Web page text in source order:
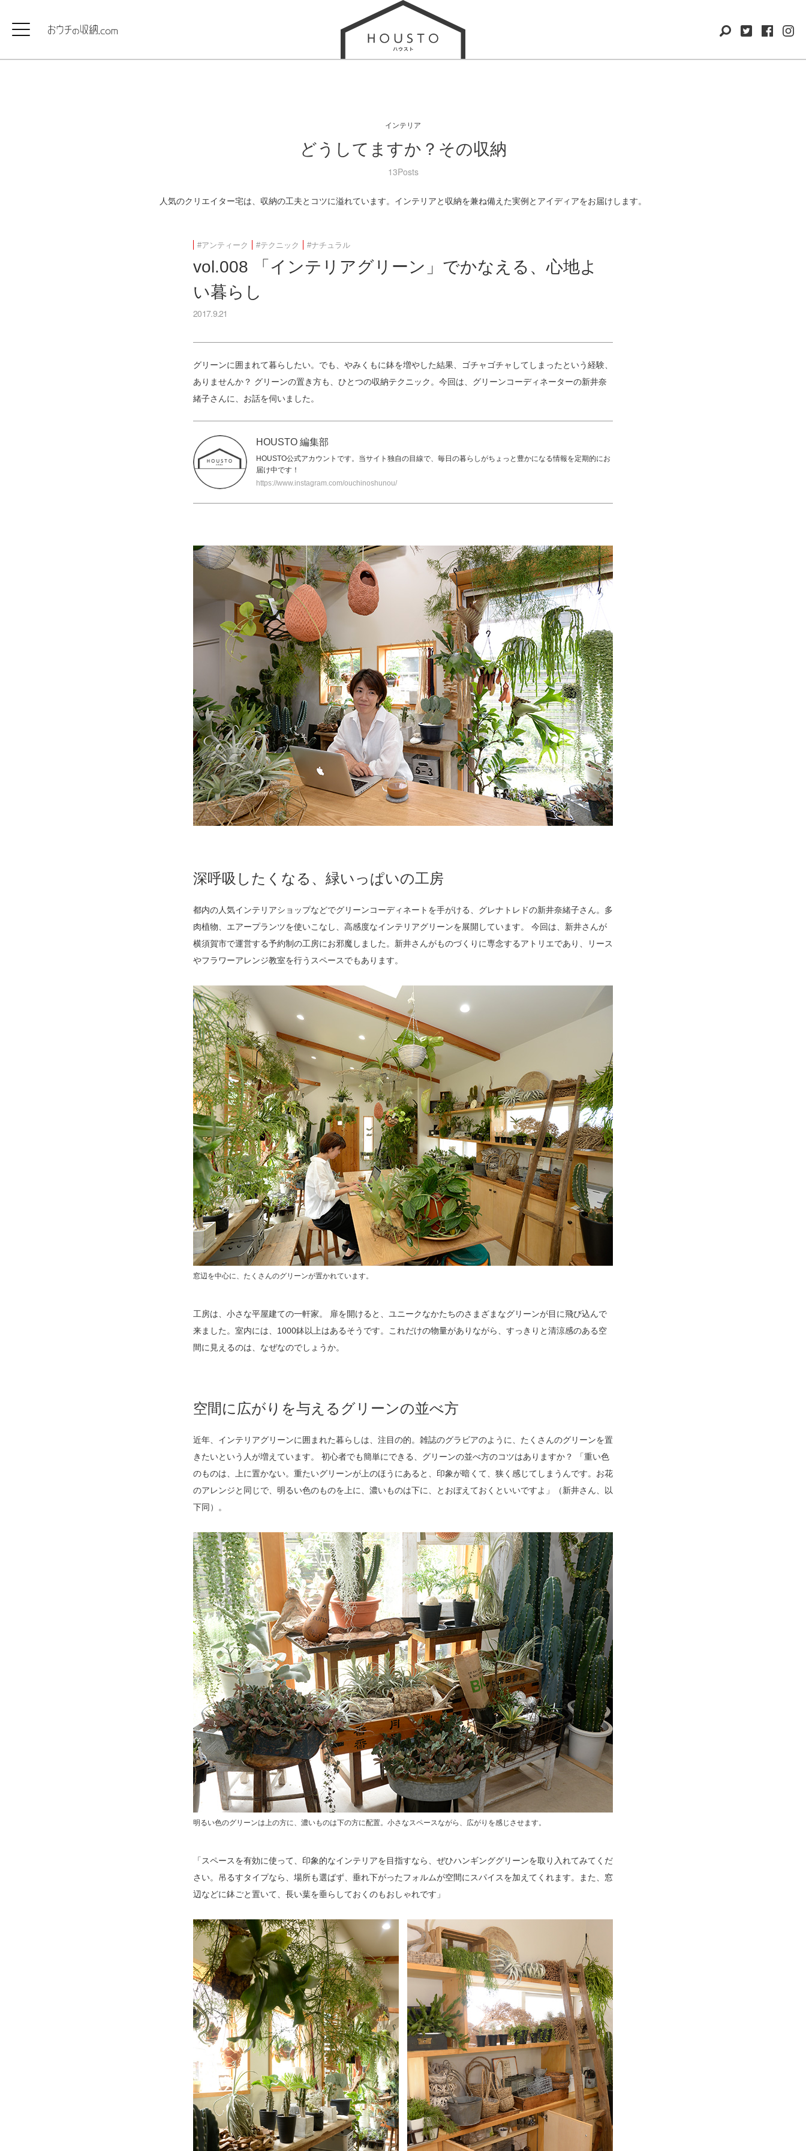
インテリア
どうしてますか？その収納
13Posts
人気のクリエイター宅は、収納の工夫とコツに溢れています。インテリアと収納を兼ね備えた実例とアイディアをお届けします。
#アンティーク #テクニック #ナチュラル
vol.008 「インテリアグリーン」でかなえる、心地よ
い暮らし
2017.9.21
グリーンに囲まれて暮らしたい。でも、やみくもに鉢を増やした結果、ゴチャゴチャしてしまったという経験、
ありませんか？ グリーンの置き方も、ひとつの収納テクニック。今回は、グリーンコーディネーターの新井奈
緒子さんに、お話を伺いました。
HOUSTO 編集部
HOUSTO公式アカウントです。当サイト独自の目線で、毎日の暮らしがちょっと豊かになる情報を定期的にお
届け中です！
https://www.instagram.com/ouchinoshunou/
深呼吸したくなる、緑いっぱいの工房
都内の人気インテリアショップなどでグリーンコーディネートを手がける、グレナトレドの新井奈緒子さん。多
肉植物、エアープランツを使いこなし、高感度なインテリアグリーンを展開しています。 今回は、新井さんが
横須賀市で運営する予約制の工房にお邪魔しました。新井さんがものづくりに専念するアトリエであり、リース
やフラワーアレンジ教室を行うスペースでもあります。
窓辺を中心に、たくさんのグリーンが置かれています。
工房は、小さな平屋建ての一軒家。 扉を開けると、ユニークなかたちのさまざまなグリーンが目に飛び込んで
来ました。室内には、1000鉢以上はあるそうです。これだけの物量がありながら、すっきりと清涼感のある空
間に見えるのは、なぜなのでしょうか。
空間に広がりを与えるグリーンの並べ方
近年、インテリアグリーンに囲まれた暮らしは、注目の的。雑誌のグラビアのように、たくさんのグリーンを置
きたいという人が増えています。 初心者でも簡単にできる、グリーンの並べ方のコツはありますか？ 「重い色
のものは、上に置かない。重たいグリーンが上のほうにあると、印象が暗くて、狭く感じてしまうんです。お花
のアレンジと同じで、明るい色のものを上に、濃いものは下に、とおぼえておくといいですよ」（新井さん、以
下同）。
明るい色のグリーンは上の方に、濃いものは下の方に配置。小さなスペースながら、広がりを感じさせます。
「スペースを有効に使って、印象的なインテリアを目指すなら、ぜひハンギンググリーンを取り入れてみてくだ
さい。吊るすタイプなら、場所も選ばず、垂れ下がったフォルムが空間にスパイスを加えてくれます。また、窓
辺などに鉢ごと置いて、長い葉を垂らしておくのもおしゃれです」